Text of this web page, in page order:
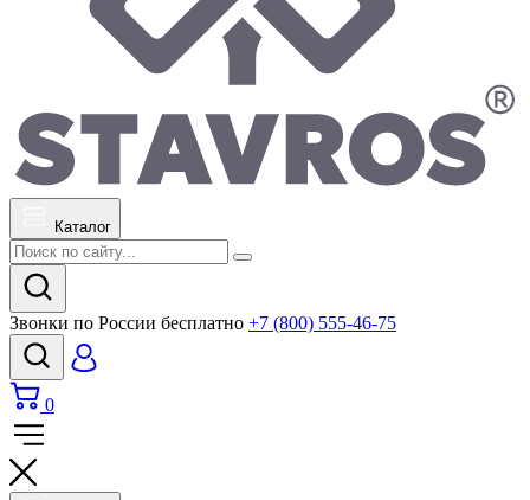
Каталог
Звонки по России бесплатно +7 (800) 555-46-75
0